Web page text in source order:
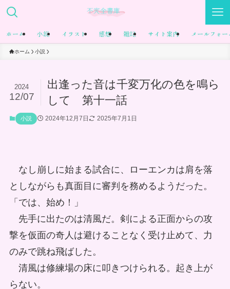
ホーム 小説 イラスト 感想 雑記 サイト案内 メールフォー
ホーム 小説
出逢った音は千変万化の色を鳴ら
して 第十一話
2024
12/07
小説 2024年12月7日 2025年7月1日
なし崩しに始まる試合に、ローエンカは肩を落
としながらも真面目に審判を務めるようだった。
「では、始め！」
先手に出たのは清風だ。剣による正面からの攻
撃を仮面の奇人は避けることなく受け止めて、力
のみで跳ね飛ばした。
清風は修練場の床に叩きつけられる。起き上が
らない。